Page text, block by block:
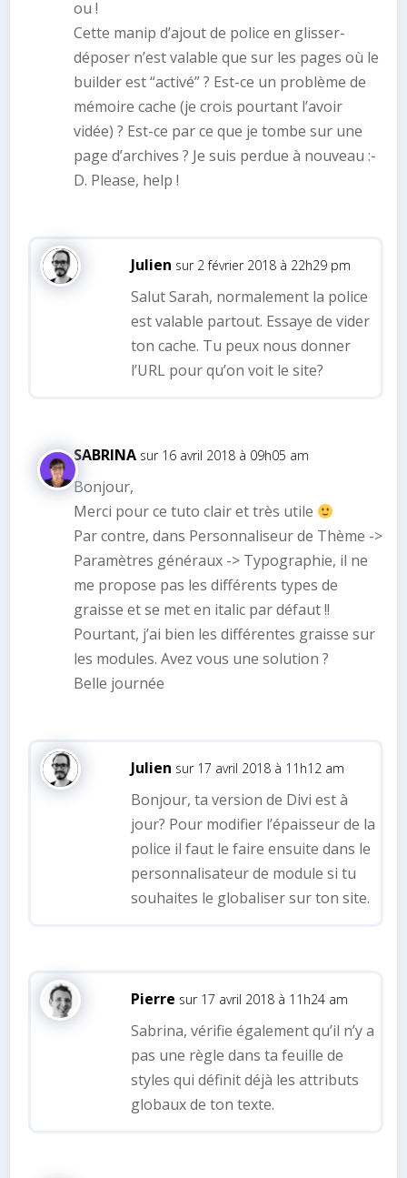
ou !
Cette manip d’ajout de police en glisser-
déposer n’est valable que sur les pages où le
builder est “activé” ? Est-ce un problème de
mémoire cache (je crois pourtant l’avoir
vidée) ? Est-ce par ce que je tombe sur une
page d’archives ? Je suis perdue à nouveau :-
D. Please, help !
Julien sur 2 février 2018 à 22h29 pm
Salut Sarah, normalement la police
est valable partout. Essaye de vider
ton cache. Tu peux nous donner
l’URL pour qu’on voit le site?
SABRINA sur 16 avril 2018 à 09h05 am
Bonjour,
Merci pour ce tuto clair et très utile
Par contre, dans Personnaliseur de Thème ->
Paramètres généraux -> Typographie, il ne
me propose pas les différents types de
graisse et se met en italic par défaut !!
Pourtant, j’ai bien les différentes graisse sur
les modules. Avez vous une solution ?
Belle journée
Julien sur 17 avril 2018 à 11h12 am
Bonjour, ta version de Divi est à
jour? Pour modifier l’épaisseur de la
police il faut le faire ensuite dans le
personnalisateur de module si tu
souhaites le globaliser sur ton site.
Pierre sur 17 avril 2018 à 11h24 am
Sabrina, vérifie également qu’il n’y a
pas une règle dans ta feuille de
styles qui définit déjà les attributs
globaux de ton texte.